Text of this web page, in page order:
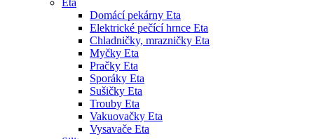
Eta
Domácí pekárny Eta
Elektrické pečící hrnce Eta
Chladničky, mrazničky Eta
Myčky Eta
Pračky Eta
Sporáky Eta
Sušičky Eta
Trouby Eta
Vakuovačky Eta
Vysavače Eta